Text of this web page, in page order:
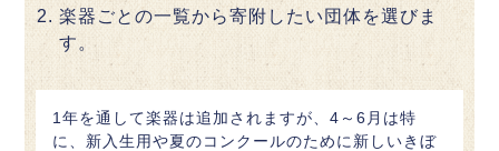
楽器ごとの一覧から寄附したい団体を選びま
す。
1年を通して楽器は追加されますが、4～6月は特
に、新入生用や夏のコンクールのために新しいきぼ